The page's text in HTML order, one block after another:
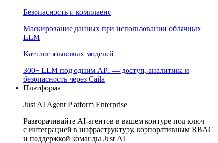
Безопасность и комплаенс
Маскирование данных при использовании облачных
LLM
Каталог языковых моделей
300+ LLM под одним API — доступ, аналитика и
безопасность через Caila
Платформа
Just AI Agent Platform Enterprise
Разворачивайте AI-агентов в вашем контуре под ключ —
с интеграцией в инфраструктуру, корпоративным RBAC
и поддержкой команды Just AI